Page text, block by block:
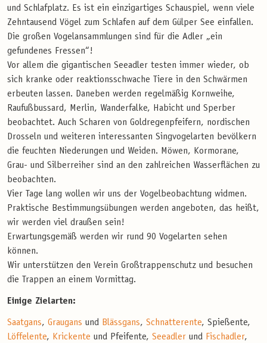
und Schlafplatz. Es ist ein einzigartiges Schauspiel, wenn viele
Zehntausend Vögel zum Schlafen auf dem Gülper See einfallen.
Die großen Vogelansammlungen sind für die Adler „ein
gefundenes Fressen“!
Vor allem die gigantischen Seeadler testen immer wieder, ob
sich kranke oder reaktionsschwache Tiere in den Schwärmen
erbeuten lassen. Daneben werden regelmäßig Kornweihe,
Raufußbussard, Merlin, Wanderfalke, Habicht und Sperber
beobachtet. Auch Scharen von Goldregenpfeifern, nordischen
Drosseln und weiteren interessanten Singvogelarten bevölkern
die feuchten Niederungen und Weiden. Möwen, Kormorane,
Grau- und Silberreiher sind an den zahlreichen Wasserflächen zu
beobachten.
Vier Tage lang wollen wir uns der Vogelbeobachtung widmen.
Praktische Bestimmungsübungen werden angeboten, das heißt,
wir werden viel draußen sein!
Erwartungsgemäß werden wir rund 90 Vogelarten sehen
können.
Wir unterstützen den Verein Großtrappenschutz und besuchen
die Trappen an einem Vormittag.
Einige Zielarten:
Saatgans, Graugans und Blässgans, Schnatterente, Spießente,
Löffelente, Krickente und Pfeifente, Seeadler und Fischadler,